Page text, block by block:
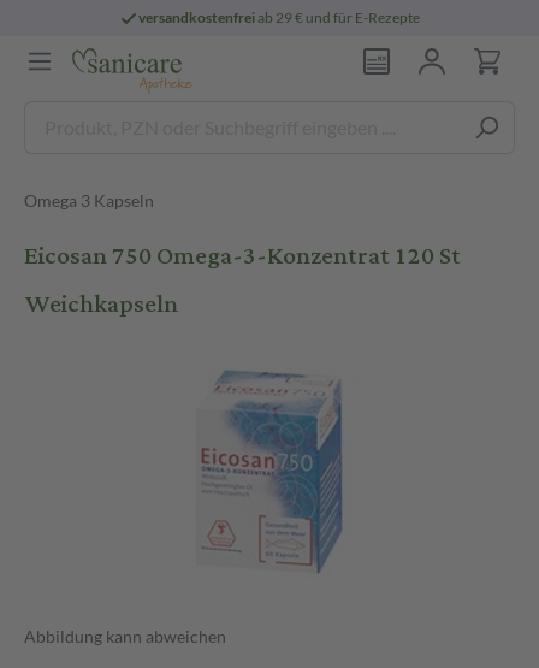
versandkostenfreiab 29 € und für E-Rezepte
Omega 3 Kapseln
Eicosan 750 Omega-3-Konzentrat 120 St
Weichkapseln
Abbildung kann abweichen